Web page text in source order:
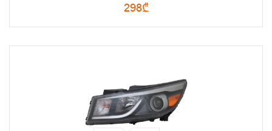
298₾